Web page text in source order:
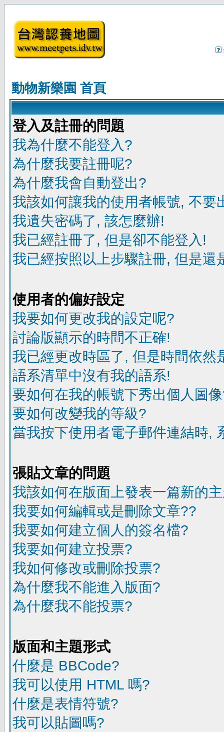
動物新樂園 首頁
登入及註冊的問題
我為什麼不能登入?
為什麼我要註冊呢?
為什麼我會自動登出?
我該如何讓我的使用者帳號, 不要
我遺失密碼了, 該怎麼辦!
我已經註冊了, 但是卻不能登入!
我已經按照以上步驟註冊, 但是還
使用者的偏好設定
我要如何更改我的設定呢?
討論版顯示的時間不正確!
我已經更改時區了, 但是時間依然
語系清單中沒有我的語系!
要如何在我的帳號下秀出個人圖
要如何改變我的等級?
當我按下使用者電子郵件連結時,
張貼文章的問題
我該如何在版面上發表一篇新的
我要如何編輯或是刪除文章??
我要如何建立個人的簽名檔?
我要如何建立投票?
我如何修改或刪除投票?
為什麼我不能進入版面?
為什麼我不能投票?
版面和主題形式
什麼是 BBCode?
我可以使用 HTML 嗎?
什麼是表情符號?
我可以貼圖嗎?